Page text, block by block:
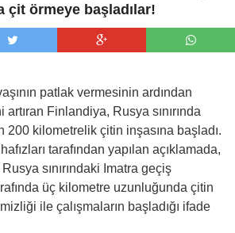
çit örmeye başladılar!
patlak vermesinin ardından
Finlandiya, Rusya sınırında
200 kilometrelik çitin inşasına başladı.
tarafından yapılan açıklamada,
sınırındaki Imatra geçiş
üç kilometre uzunluğunda çitin
ile çalışmaların başladığı ifade